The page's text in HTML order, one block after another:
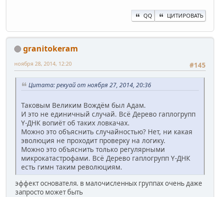
QQ ЦИТИРОВАТЬ
granitokeram
#145
ноября 28, 2014, 12:20
Цитата: рекуай от ноября 27, 2014, 20:36
Таковым Великим Вождём был Адам.
И это не единичный случай. Всё Дерево гаплогрупп
Y-ДНК вопиёт об таких ловкачах.
Можно это объяснить случайностью? Нет, ни какая
эволюция не проходит проверку на логику.
Можно это объяснить только регулярными
микрокатастрофами. Всё Дерево гаплогрупп Y-ДНК
есть гимн таким революциям.
эффект основателя. в малочисленных группах очень даже
запросто может быть